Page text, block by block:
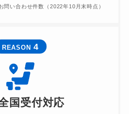
い合わせ件数（2022年10月末時点）
REASON 4
国受付対応